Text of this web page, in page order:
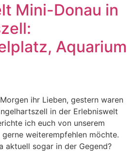
Mini-Donau in
Aquarium
ihr Lieben, gestern waren
in der Erlebniswelt
ich euch von unserem
weiterempfehlen möchte.
aktuell sogar in der Gegend?